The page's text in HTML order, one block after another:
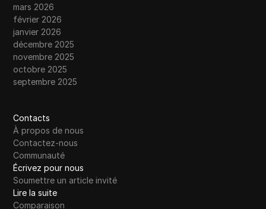
mars 2026
février 2026
janvier 2026
décembre 2025
novembre 2025
octobre 2025
septembre 2025
Contacts
À propos de nous
Contactez-nous
Communauté
Écrivez pour nous
Soumettre un article invité
Lire la suite
Comparaison